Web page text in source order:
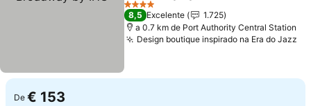
4 Estrelas
8,5 Excelente
1.725
a 0.7 km de Port Authority Central Station
Design boutique inspirado na Era do Jazz
De € 153